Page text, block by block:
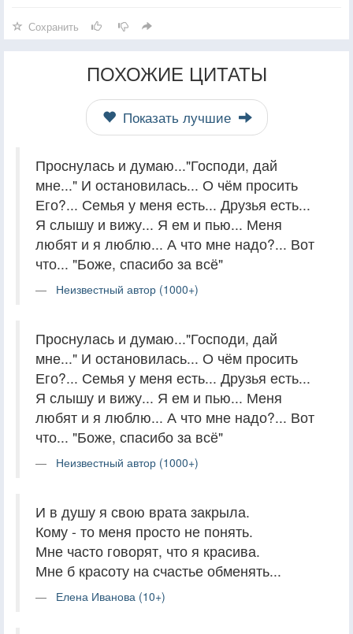
Сохранить
ПОХОЖИЕ ЦИТАТЫ
Показать лучшие
Проснулась и думаю..."Господи, дай
мне..." И остановилась... О чём просить
Его?... Семья у меня есть... Друзья есть...
Я слышу и вижу... Я ем и пью... Меня
любят и я люблю... А что мне надо?... Вот
что... "Боже, спасибо за всё"
Неизвестный автор (1000+)
Проснулась и думаю..."Господи, дай
мне..." И остановилась... О чём просить
Его?... Семья у меня есть... Друзья есть...
Я слышу и вижу... Я ем и пью... Меня
любят и я люблю... А что мне надо?... Вот
что... "Боже, спасибо за всё"
Неизвестный автор (1000+)
И в душу я свою врата закрыла.
Кому - то меня просто не понять.
Мне часто говорят, что я красива.
Мне б красоту на счастье обменять...
Елена Иванова (10+)